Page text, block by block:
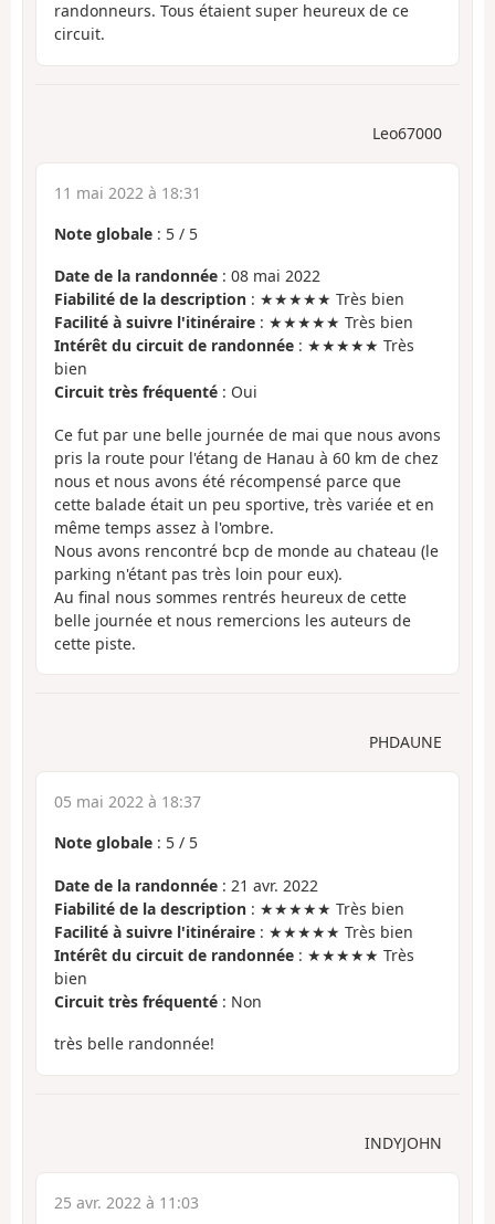
randonneurs. Tous étaient super heureux de ce
circuit.
Leo67000
11 mai 2022 à 18:31
Note globale : 5 / 5
Date de la randonnée : 08 mai 2022
Fiabilité de la description : ★★★★★ Très bien
Facilité à suivre l'itinéraire : ★★★★★ Très bien
Intérêt du circuit de randonnée : ★★★★★ Très
bien
Circuit très fréquenté : Oui
Ce fut par une belle journée de mai que nous avons
pris la route pour l'étang de Hanau à 60 km de chez
nous et nous avons été récompensé parce que
cette balade était un peu sportive, très variée et en
même temps assez à l'ombre.
Nous avons rencontré bcp de monde au chateau (le
parking n'étant pas très loin pour eux).
Au final nous sommes rentrés heureux de cette
belle journée et nous remercions les auteurs de
cette piste.
PHDAUNE
05 mai 2022 à 18:37
Note globale : 5 / 5
Date de la randonnée : 21 avr. 2022
Fiabilité de la description : ★★★★★ Très bien
Facilité à suivre l'itinéraire : ★★★★★ Très bien
Intérêt du circuit de randonnée : ★★★★★ Très
bien
Circuit très fréquenté : Non
très belle randonnée!
INDYJOHN
25 avr. 2022 à 11:03